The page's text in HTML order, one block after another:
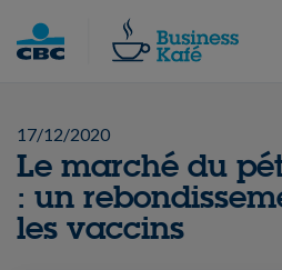
17/12/2020
Le marché du
: un
les vaccins